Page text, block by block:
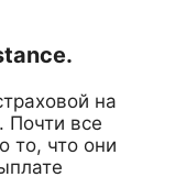
на
Почти все
то, что они